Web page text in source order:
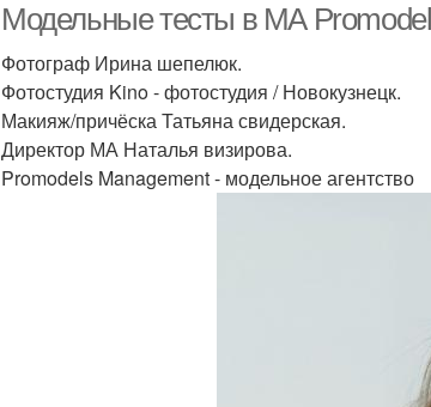
Модельные тесты в МА
Фотограф Ирина шепелюк.
Фотостудия Kino - фотостудия / Новокузнецк.
Макияж/причёска Татьяна свидерская.
Директор МА Наталья визирова.
Promodels Management - модельное агентство